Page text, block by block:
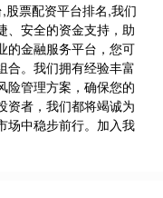
票配资平台排名,我们
、安全的资金支持，助
的金融服务平台，您可
合。我们拥有经验丰富
险管理方案，确保您的
资者，我们都将竭诚为
场中稳步前行。加入我